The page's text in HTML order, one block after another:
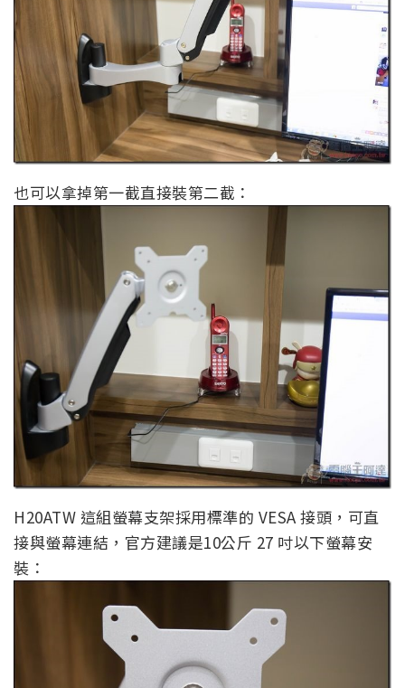
也可以拿掉第一截直接裝第二截：
H20ATW 這組螢幕支架採用標準的 VESA 接頭，可直
接與螢幕連結，官方建議是10公斤 27 吋以下螢幕安
裝：